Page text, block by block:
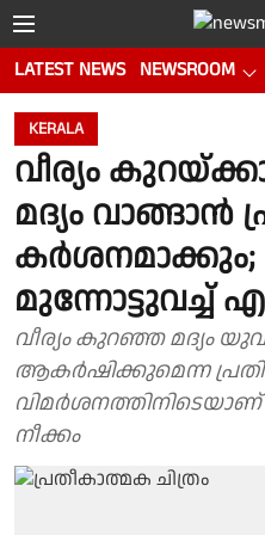
LATEST NEWS NEWSROOM
KERALA
വീര്യം
മദ്യം വാങ്ങാന്‍
കർശനമാക്കും;
വീര്യം കുറഞ്ഞ മദ്യം
ആകർഷിക്കുമെന്ന
നീക്കം